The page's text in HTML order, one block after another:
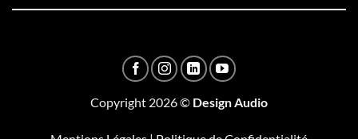
Copyright 2026 © Design Audio